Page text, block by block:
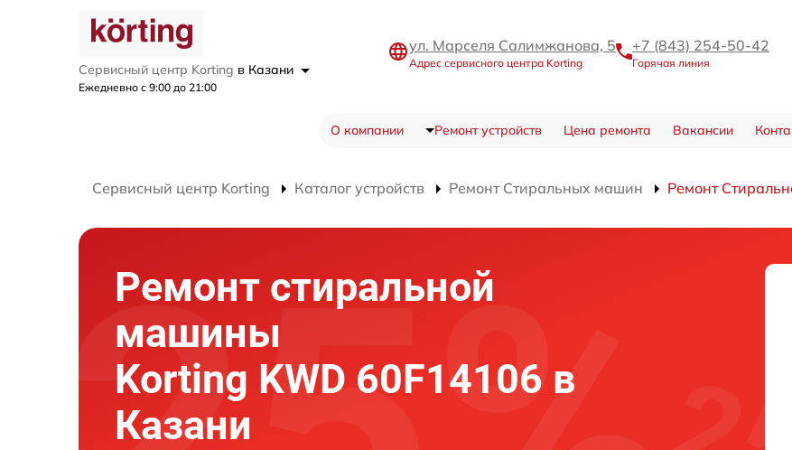
Сервисный центр Korting в Казани
Ежедневно с 9:00 до 21:00
ул. Марселя Салимжанова, 5
Адрес сервисного центра Korting
+7 (843) 254-50-42
Горячая линия
О компании Ремонт устройств Цена ремонта Вакансии
Сервисный центр Korting Каталог устройств Ремонт Стиральных машин Ремонт
Ремонт стиральной
машины
Korting KWD 60F14106 в
Казани